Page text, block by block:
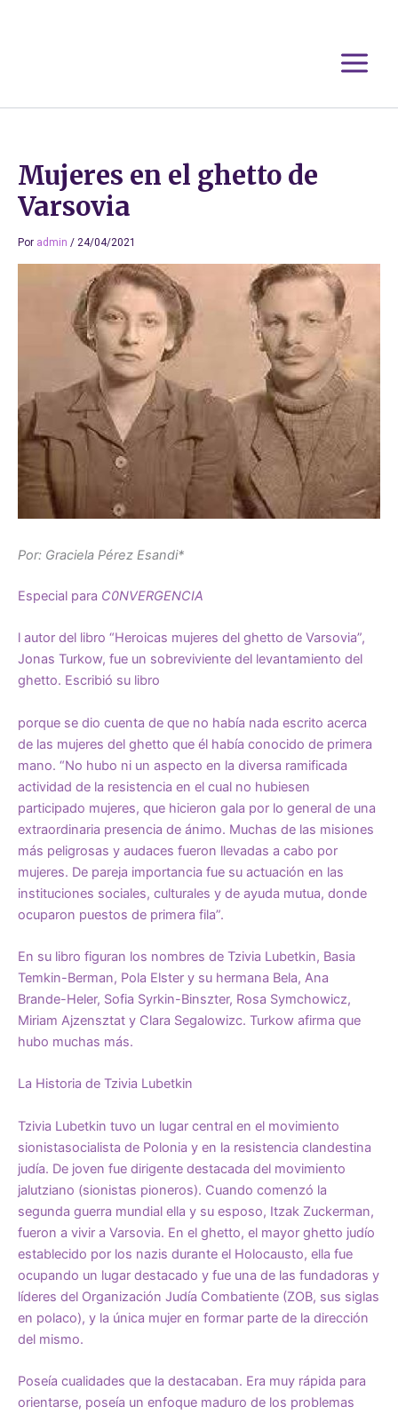
Mujeres en el ghetto de
Varsovia
Por admin / 24/04/2021
Por: Graciela Pérez Esandi*
Especial para C0NVERGENCIA
l autor del libro “Heroicas mujeres del ghetto de Varsovia”,
Jonas Turkow, fue un sobreviviente del levantamiento del
ghetto. Escribió su libro
porque se dio cuenta de que no había nada escrito acerca
de las mujeres del ghetto que él había conocido de primera
mano. “No hubo ni un aspecto en la diversa ramificada
actividad de la resistencia en el cual no hubiesen
participado mujeres, que hicieron gala por lo general de una
extraordinaria presencia de ánimo. Muchas de las misiones
más peligrosas y audaces fueron llevadas a cabo por
mujeres. De pareja importancia fue su actuación en las
instituciones sociales, culturales y de ayuda mutua, donde
ocuparon puestos de primera fila”.
En su libro figuran los nombres de Tzivia Lubetkin, Basia
Temkin-Berman, Pola Elster y su hermana Bela, Ana
Brande-Heler, Sofia Syrkin-Binszter, Rosa Symchowicz,
Miriam Ajzensztat y Clara Segalowizc. Turkow afirma que
hubo muchas más.
La Historia de Tzivia Lubetkin
Tzivia Lubetkin tuvo un lugar central en el movimiento
sionistasocialista de Polonia y en la resistencia clandestina
judía. De joven fue dirigente destacada del movimiento
jalutziano (sionistas pioneros). Cuando comenzó la
segunda guerra mundial ella y su esposo, Itzak Zuckerman,
fueron a vivir a Varsovia. En el ghetto, el mayor ghetto judío
establecido por los nazis durante el Holocausto, ella fue
ocupando un lugar destacado y fue una de las fundadoras y
líderes del Organización Judía Combatiente (ZOB, sus siglas
en polaco), y la única mujer en formar parte de la dirección
del mismo.
Poseía cualidades que la destacaban. Era muy rápida para
orientarse, poseía un enfoque maduro de los problemas